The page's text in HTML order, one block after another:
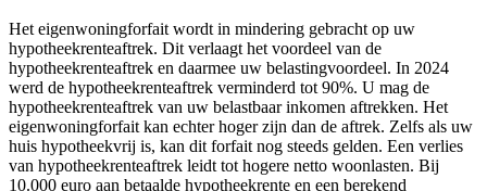
Het eigenwoningforfait wordt in mindering gebracht op uw
hypotheekrenteaftrek. Dit verlaagt het voordeel van de
hypotheekrenteaftrek en daarmee uw belastingvoordeel. In 2024
werd de hypotheekrenteaftrek verminderd tot 90%. U mag de
hypotheekrenteaftrek van uw belastbaar inkomen aftrekken. Het
eigenwoningforfait kan echter hoger zijn dan de aftrek. Zelfs als uw
huis hypotheekvrij is, kan dit forfait nog steeds gelden. Een verlies
van hypotheekrenteaftrek leidt tot hogere netto woonlasten. Bij
10.000 euro aan betaalde hypotheekrente en een berekend